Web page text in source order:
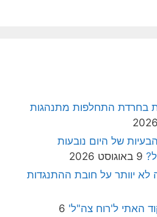
בחרדת התחלפות מתנהגות
של היום נובעות
9 באוגוסט 2026
לא יוותר על חובת ההתנגדות
האתי ל'רוח צה"ל' 6